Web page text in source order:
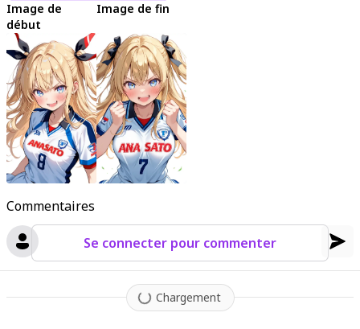
Commentaires
Se connecter pour commenter
Chargement
Image de
début
Image de fin